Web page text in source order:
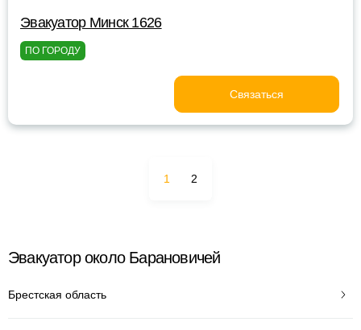
Эвакуатор Минск 1626
ПО ГОРОДУ
Связаться
1 2
Эвакуатор около Барановичей
Брестская область